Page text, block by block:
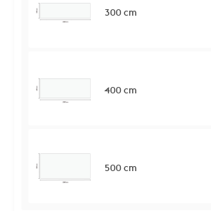
300 cm
400 cm
500 cm